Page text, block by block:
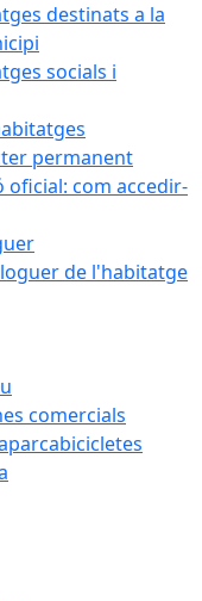
destinats a la
socials i
permanent
com accedir-
de l'habitatge
comercials